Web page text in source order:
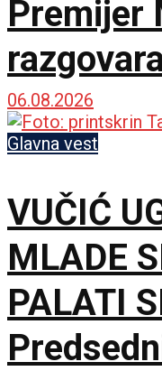
Premijer
Lusijom
06.08.2026
Glavna vest
VUČIĆ
MLADE
PALATI